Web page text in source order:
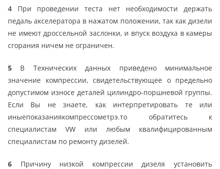
4 При проведении теста нет необходимости держать
педаль акселератора в нажатом положении, так как дизели
не имеют дроссельной заслонки, и впуск воздуха в камеры
сгорания ничем не ограничен.
5 В Технических данных приведено минимальное
значение компрессии, свидетельствующее о предельно
допустимом износе деталей цилиндро-поршневой группы.
Если Вы не знаете, как интерпретировать те или
иныепоказаниякомпрессометрэ.то обратитесь к
специалистам VW или любым квалифицированным
специалистам по ремонту дизелей.
6 Причину низкой компрессии дизеля установить